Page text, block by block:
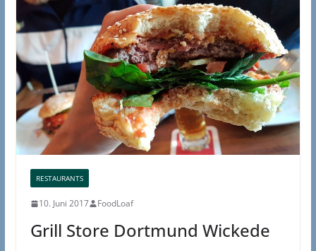
RESTAURANTS
10. Juni 2017 FoodLoaf
Grill Store Dortmund Wickede